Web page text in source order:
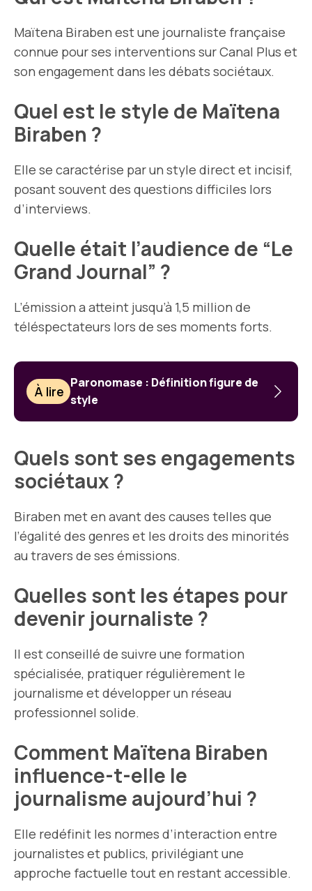
Maïtena Biraben est une journaliste française
connue pour ses interventions sur Canal Plus et
son engagement dans les débats sociétaux.
Quel est le style de Maïtena
Biraben ?
Elle se caractérise par un style direct et incisif,
posant souvent des questions difficiles lors
d’interviews.
Quelle était l’audience de “Le
Grand Journal” ?
L’émission a atteint jusqu’à 1,5 million de
téléspectateurs lors de ses moments forts.
À lire
Paronomase : Définition figure de
style
Quels sont ses engagements
sociétaux ?
Biraben met en avant des causes telles que
l’égalité des genres et les droits des minorités
au travers de ses émissions.
Quelles sont les étapes pour
devenir journaliste ?
Il est conseillé de suivre une formation
spécialisée, pratiquer régulièrement le
journalisme et développer un réseau
professionnel solide.
Comment Maïtena Biraben
influence-t-elle le
journalisme aujourd’hui ?
Elle redéfinit les normes d’interaction entre
journalistes et publics, privilégiant une
approche factuelle tout en restant accessible.